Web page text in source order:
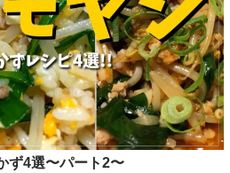
ず4選〜パート2〜